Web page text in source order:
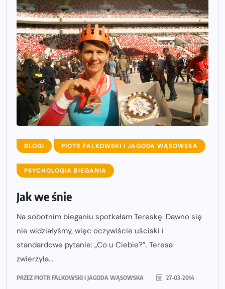
BLOGI PIOTR FALKOWSKI I JAGODA WĄSOWSKA
PSYCHOLOGIA BIEGANIA
Jak we śnie
Na sobotnim bieganiu spotkałam Tereskę. Dawno się
nie widziałyśmy, więc oczywiście uściski i
standardowe pytanie: „Co u Ciebie?”. Teresa
zwierzyła...
PRZEZ PIOTR FALKOWSKI I JAGODA WĄSOWSKA 27-03-2014